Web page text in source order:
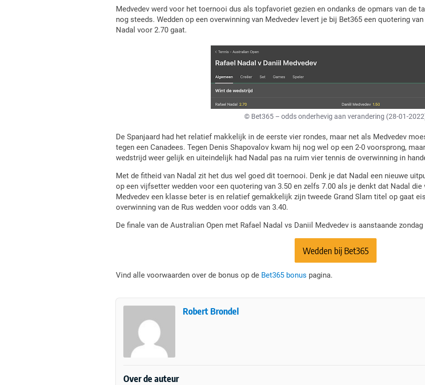
Medvedev werd voor het toernooi dus als topfavoriet gezien en ondanks de opmars van de
nog steeds. Wedden op een overwinning van Medvedev levert je bij Bet365 een quotering
Nadal voor 2.70 gaat.
© Bet365 – odds onderhevig aan verandering (28-01-
De Spanjaard had het relatief makkelijk in de eerste vier rondes, maar net als Medvedev
tegen een Canadees. Tegen Denis Shapovalov kwam hij nog wel op een 2-0 voorsprong,
wedstrijd weer gelijk en uiteindelijk had Nadal pas na ruim vier tennis de overwinning in
Met de fitheid van Nadal zit het dus wel goed dit toernooi. Denk je dat Nadal een nieuwe
op een vijfsetter wedden voor een quotering van 3.50 en zelfs 7.00 als je denkt dat Nadal
Medvedev een klasse beter is en relatief gemakkelijk zijn tweede Grand Slam titel op gaat
overwinning van de Rus wedden voor odds van 3.40.
De finale van de Australian Open met Rafael Nadal vs Daniil Medvedev is aanstaande
Wedden bij Bet365
Vind alle voorwaarden over de bonus op de Bet365 bonus pagina.
Robert Brondel
Over de auteur